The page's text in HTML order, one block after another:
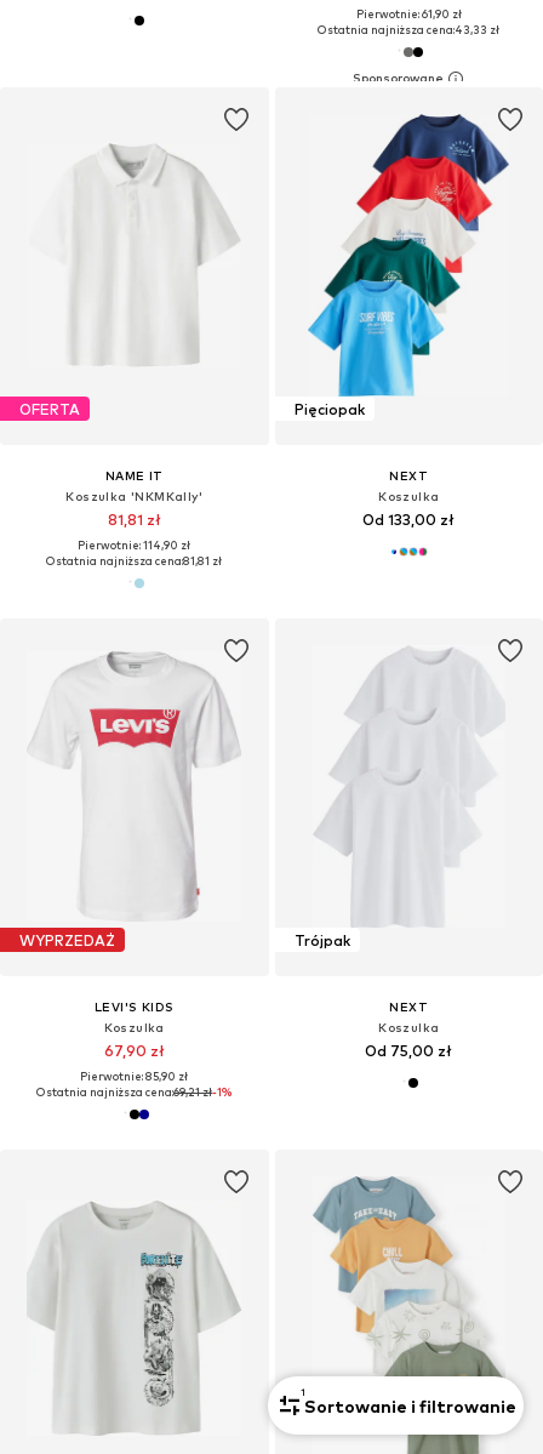
Pierwotnie: 61,90 zł
Ostatnia najniższa cena:43,33 zł
OFERTA
NAME IT
Koszulka 'NKMKally'
81,81 zł
Pierwotnie: 114,90 zł
Ostatnia najniższa cena:81,81 zł
Pięciopak
NEXT
Koszulka
Od 133,00 zł
WYPRZEDAŻ
LEVI'S KIDS
Koszulka
67,90 zł
Pierwotnie: 85,90 zł
Ostatnia najniższa cena:69,21 zł-1%
Trójpak
NEXT
Koszulka
Od 75,00 zł
1
Sortowanie i filtrowanie